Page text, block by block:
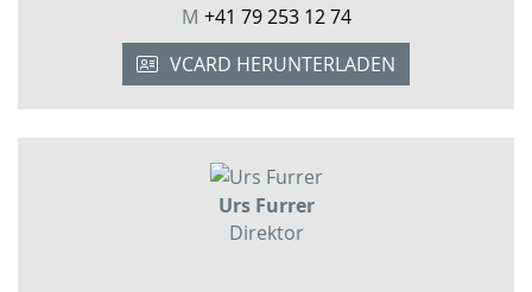
M +41 79 253 12 74
VCARD HERUNTERLADEN
Urs Furrer
Direktor